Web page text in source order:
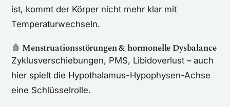
ist, kommt der Körper nicht mehr klar mit
Temperaturwechseln.
🩸 Menstruationsstörungen & hormonelle Dysbalance
Zyklusverschiebungen, PMS, Libidoverlust – auch
hier spielt die Hypothalamus-Hypophysen-Achse
eine Schlüsselrolle.